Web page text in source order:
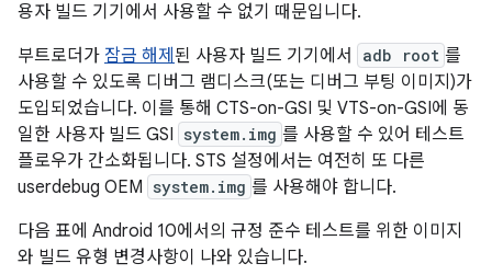
용자 빌드 기기에서 사용할 수 없기 때문입니다.
부트로더가 잠금 해제 된 사용자 빌드 기기에서 adb root 를
사용할 수 있도록 디버그 램디스크(또는 디버그 부팅 이미지)가
도입되었습니다. 이를 통해 CTS-on-GSI 및 VTS-on-GSI에 동
일한 사용자 빌드 GSI system.img 를 사용할 수 있어 테스트
플로우가 간소화됩니다. STS 설정에서는 여전히 또 다른
userdebug OEM system.img 를 사용해야 합니다.
다음 표에 Android 10에서의 규정 준수 테스트를 위한 이미지
와 빌드 유형 변경사항이 나와 있습니다.